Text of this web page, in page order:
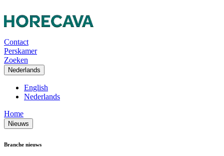
Contact
Perskamer
Zoeken
Nederlands
English
Nederlands
Home
Nieuws
Branche nieuws